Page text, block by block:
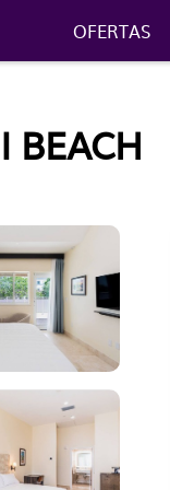
OFERTAS
BEACH